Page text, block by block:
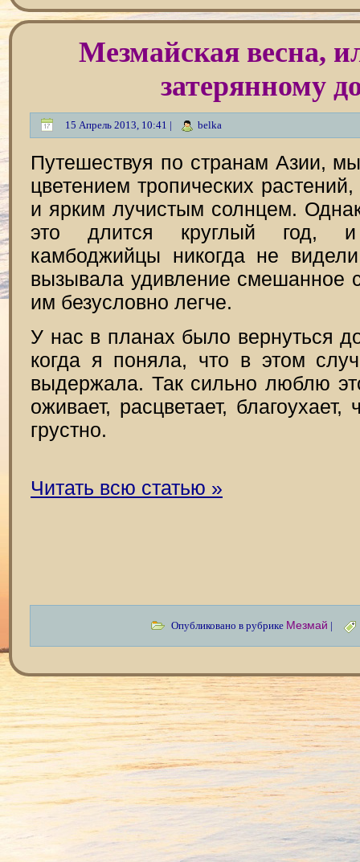
Мезмайская весна,
затерянному
15 Апрель 2013, 10:41 | belka
Путешествуя по странам Азии,
цветением тропических
и ярким лучистым солнцем.
это длится круглый год,
камбоджийцы никогда не
вызывала удивление смешанное
им безусловно легче.
У нас в планах было вернуться
когда я поняла, что в этом
выдержала. Так сильно люблю
оживает, расцветает, благоухает,
грустно.
Читать всю статью »
Опубликовано в рубрике Мезмай |